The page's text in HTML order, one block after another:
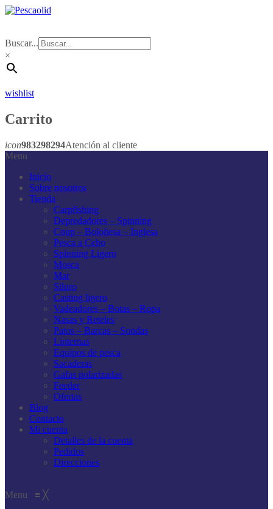
Buscar...
×
wishlist
Carrito
icon983298294Atención al cliente
Menu
Inicio
Sobre nosotros
Tienda
Carpfishing
Depredadores – Spinning
Coup – Boloñesa – Inglesa
Pesca a Cebo
Spinning Ligero
Mosca
Mar
Siluro
Casting ligero
Vadeadores – Botas – Ropa
Nasas y Reteles
Patos – Barcas – Sondas
Linternas
Equipos de pesca
Sacaderas
Gafas polarizadas
Feeder
Ofertas
Blog
Contacto
Mi cuenta
Detalles de la cuenta
Pedidos
Direcciones
Menu ≡ ╳